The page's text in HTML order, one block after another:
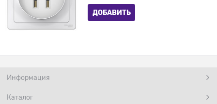
ДОБАВИТЬ
Информация
Каталог